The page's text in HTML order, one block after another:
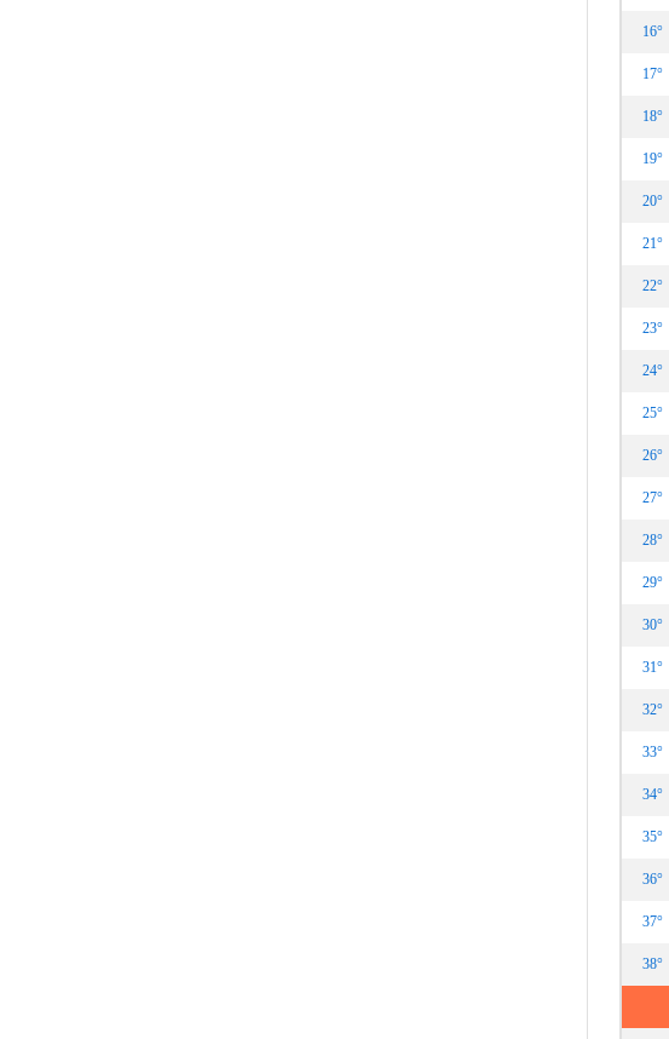
16°
17°
18°
19°
20°
21°
22°
23°
24°
25°
26°
27°
28°
29°
30°
31°
32°
33°
34°
35°
36°
37°
38°